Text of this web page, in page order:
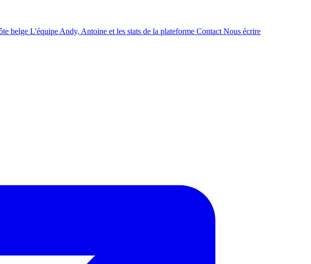
belge L'équipe Andy, Antoine et les stats de la plateforme Contact Nous écrire